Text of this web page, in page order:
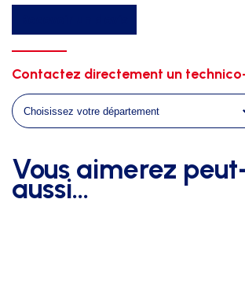
de
Perche
nordic
plus
4,00
Contactez directement un
Vous aimerez
aussi…